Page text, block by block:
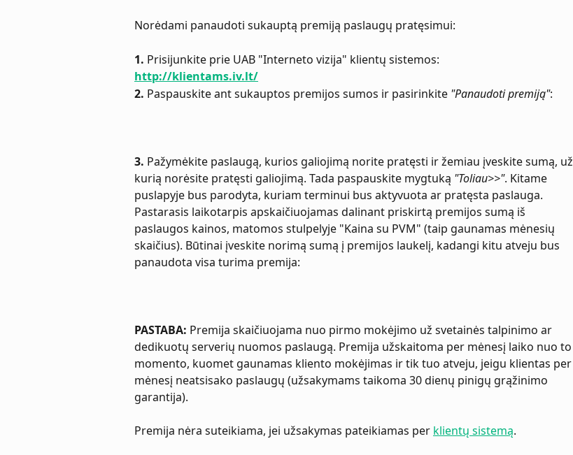
Norėdami panaudoti sukauptą premiją paslaugų pratęsimui:
1. Prisijunkite prie UAB "Interneto vizija" klientų sistemos:
http://klientams.iv.lt/
2. Paspauskite ant sukauptos premijos sumos ir pasirinkite "Panaudoti premiją":
3. Pažymėkite paslaugą, kurios galiojimą norite pratęsti ir žemiau įveskite sumą, už
kurią norėsite pratęsti galiojimą. Tada paspauskite mygtuką "Toliau>>". Kitame
puslapyje bus parodyta, kuriam terminui bus aktyvuota ar pratęsta paslauga.
Pastarasis laikotarpis apskaičiuojamas dalinant priskirtą premijos sumą iš
paslaugos kainos, matomos stulpelyje "Kaina su PVM" (taip gaunamas mėnesių
skaičius). Būtinai įveskite norimą sumą į premijos laukelį, kadangi kitu atveju bus
panaudota visa turima premija:
PASTABA: Premija skaičiuojama nuo pirmo mokėjimo už svetainės talpinimo ar
dedikuotų serverių nuomos paslaugą. Premija užskaitoma per mėnesį laiko nuo to
momento, kuomet gaunamas kliento mokėjimas ir tik tuo atveju, jeigu klientas per
mėnesį neatsisako paslaugų (užsakymams taikoma 30 dienų pinigų grąžinimo
garantija).
Premija nėra suteikiama, jei užsakymas pateikiamas per klientų sistemą.